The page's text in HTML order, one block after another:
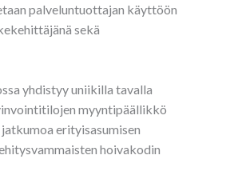
palveluntuottajan käyttöön
sekä
yhdistyy uniikilla tavalla
myyntipäällikkö
erityisasumisen
hoivakodin